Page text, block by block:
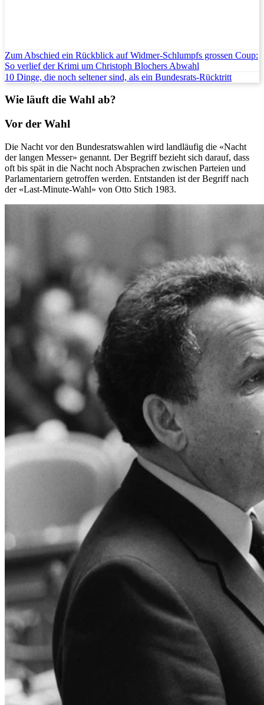
Zum Abschied ein Rückblick auf Widmer-Schlumpfs grossen Coup:
So verlief der Krimi um Christoph Blochers Abwahl
10 Dinge, die noch seltener sind, als ein Bundesrats-Rücktritt
Wie läuft die Wahl ab?
Vor der Wahl
Die Nacht vor den Bundesratswahlen wird landläufig die «Nacht
der langen Messer» genannt. Der Begriff bezieht sich darauf, dass
oft bis spät in die Nacht noch Absprachen zwischen Parteien und
Parlamentariern getroffen werden. Entstanden ist der Begriff nach
der «Last-Minute-Wahl» von Otto Stich 1983.